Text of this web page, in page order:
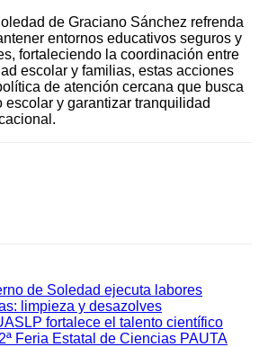
de Graciano Sánchez refrenda
entornos educativos seguros y
fortaleciendo la coordinación entre
escolar y familias, estas acciones
de atención cercana que busca
escolar y garantizar tranquilidad
de Soledad ejecuta labores
limpieza y desazolves
fortalece el talento científico
Feria Estatal de Ciencias PAUTA